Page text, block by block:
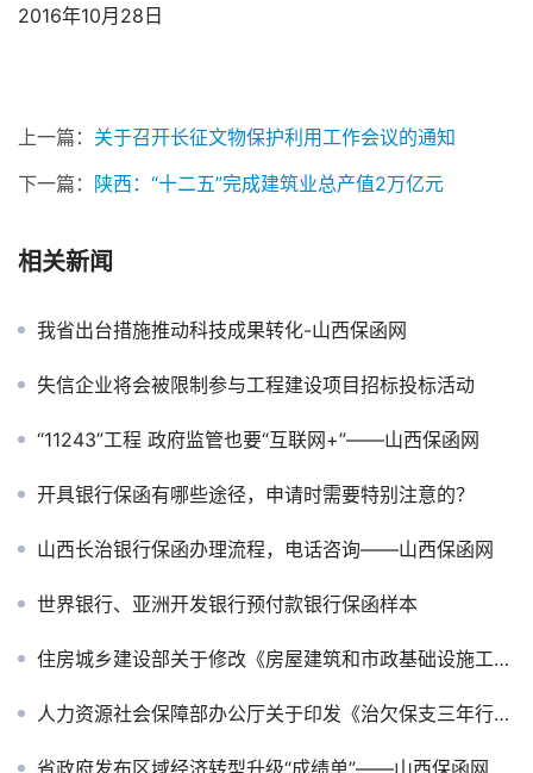
2016年10月28日
上一篇： 关于召开长征文物保护利用工作会议的通知
下一篇： 陕西：“十二五”完成建筑业总产值2万亿元
相关新闻
我省出台措施推动科技成果转化-山西保函网
失信企业将会被限制参与工程建设项目招标投标活动
“11243”工程 政府监管也要“互联网+”——山西保函网
开具银行保函有哪些途径，申请时需要特别注意的？
山西长治银行保函办理流程，电话咨询——山西保函网
世界银行、亚洲开发银行预付款银行保函样本
住房城乡建设部关于修改《房屋建筑和市政基础设施工程施工招标投标管理办法》的决定
人力资源社会保障部办公厅关于印发《治欠保支三年行动计划（2017-2019）》的通知
省政府发布区域经济转型升级“成绩单”——山西保函网